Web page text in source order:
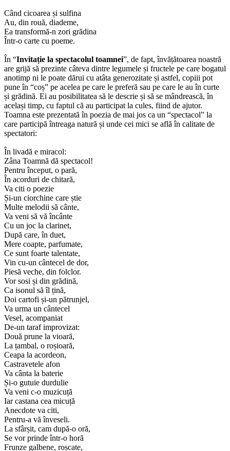
Când cicoarea și sulfina
Au, din rouă, diademe,
Ea transformă-n zori grădina
Într-o carte cu poeme.
În “Invitație la spectacolul toamnei”, de fapt, învățătoarea noastră
are grijă să prezinte câteva dintre legumele și fructele pe care bogatul
anotimp ni le poate dărui cu atâta generozitate și astfel, copiii pot
pune în “coș” pe acelea pe care le preferă sau pe care le au în curte
și grădină. Ei au posibilitatea să le descrie și să se mândrească, în
același timp, cu faptul că au participat la cules, fiind de ajutor.
Toamna este prezentată în poezia de mai jos ca un “spectacol” la
care participă întreaga natură și unde cei mici se află în calitate de
spectatori:
În livadă e miracol:
Zâna Toamnă dă spectacol!
Pentru început, o pară,
În acorduri de chitară,
Va citi o poezie
Și-un ciorchine care știe
Multe melodii să cânte,
Va veni să vă încânte
Cu un joc la clarinet,
După care, în duet,
Mere coapte, parfumate,
Ce sunt foarte talentate,
Vin cu-un cântecel de dor,
Piesă veche, din folclor.
Vor sosi și din grădină,
Ca isonul să îl țină,
Doi cartofi și-un pătrunjel,
Va urma un cântecel
Vesel, acompaniat
De-un taraf improvizat:
Două prune la vioară,
La țambal, o roșioară,
Ceapa la acordeon,
Castravetele afon
Va cânta la baterie
Și-o gutuie durdulie
Va veni c-o muzicuță
Iar castana cea micuță
Anecdote va citi,
Pentru-a vă înveseli.
La sfârșit, cam după-o oră,
Se vor prinde într-o horă
Frunze galbene, roșcate,